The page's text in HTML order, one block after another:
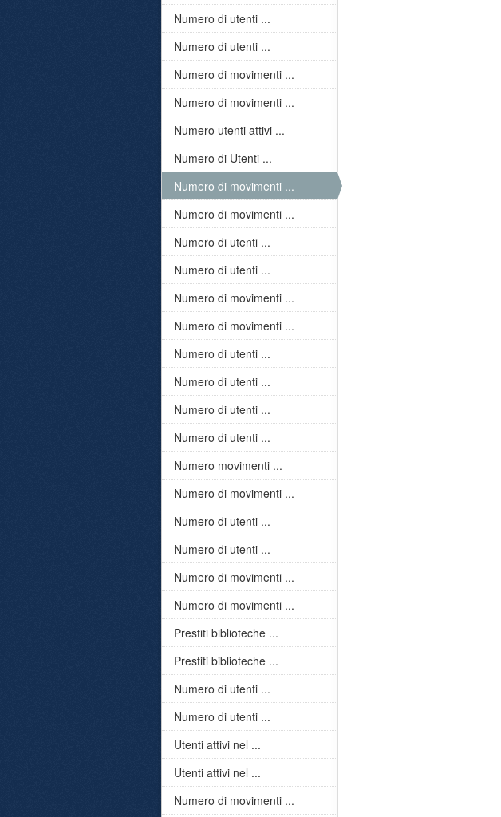
Numero di utenti ...
Numero di utenti ...
Numero di movimenti ...
Numero di movimenti ...
Numero utenti attivi ...
Numero di Utenti ...
Numero di movimenti ...
Numero di movimenti ...
Numero di utenti ...
Numero di utenti ...
Numero di movimenti ...
Numero di movimenti ...
Numero di utenti ...
Numero di utenti ...
Numero di utenti ...
Numero di utenti ...
Numero movimenti ...
Numero di movimenti ...
Numero di utenti ...
Numero di utenti ...
Numero di movimenti ...
Numero di movimenti ...
Prestiti biblioteche ...
Prestiti biblioteche ...
Numero di utenti ...
Numero di utenti ...
Utenti attivi nel ...
Utenti attivi nel ...
Numero di movimenti ...